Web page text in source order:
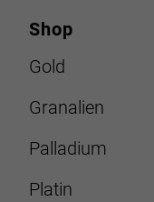
Shop
Gold
Granalien
Palladium
Platin